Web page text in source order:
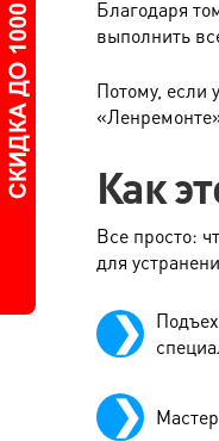
Благодаря
выполнить
Потому, если
Как
Все просто:
для